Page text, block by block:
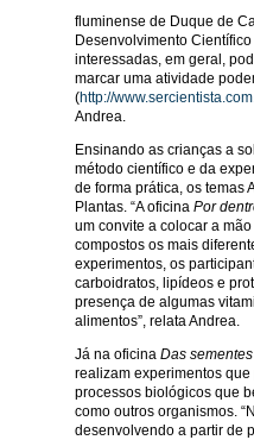
fluminense de Duque de
Desenvolvimento
interessadas, em geral,
marcar uma atividade
(http://
Andrea.
Ensinando as crianças a
método científico e da
de forma prática, os temas
Plantas. “A oficina Por
um convite a colocar a
compostos os mais
experimentos, os
carboidratos, lipídeos e
presença de algumas
alimentos”, relata Andrea.
Já na oficina Das
realizam experimentos
processos biológicos que
como outros organismos.
desenvolvendo a partir de